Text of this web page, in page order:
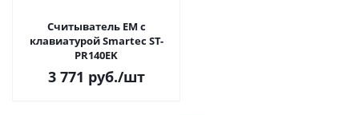
Считыватель EM с
клавиатурой Smartec ST-
PR140EK
3 771 руб./шт